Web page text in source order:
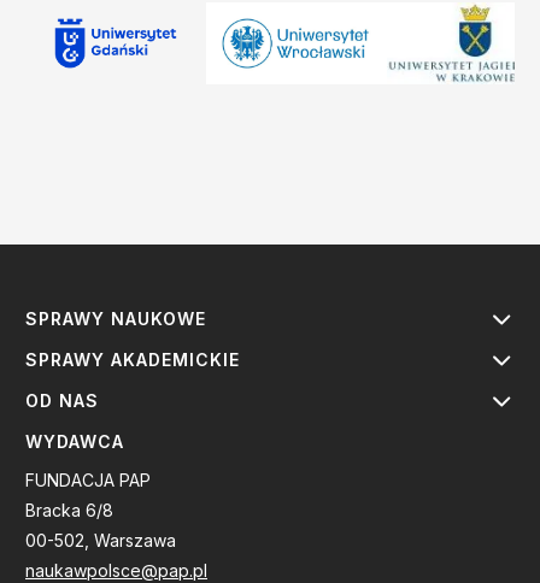
SPRAWY NAUKOWE
SPRAWY AKADEMICKIE
OD NAS
WYDAWCA
FUNDACJA PAP
Bracka 6/8
00-502, Warszawa
naukawpolsce@pap.pl